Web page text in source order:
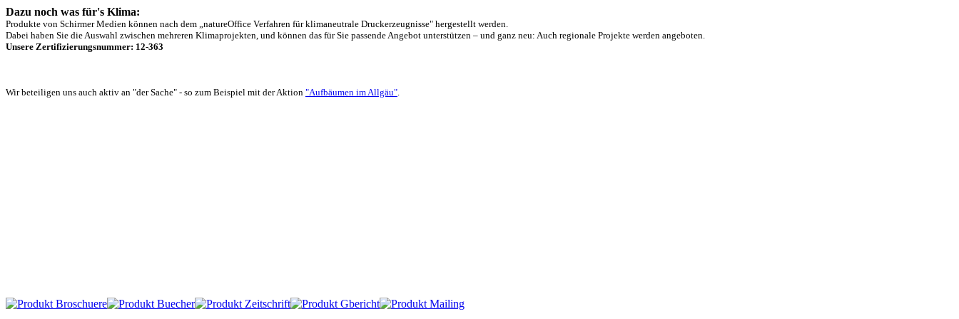
Dazu noch was für's Klima:
Produkte von Schirmer Medien können nach dem „natureOffice Verfahren für klimaneutrale Druckerzeugnisse" hergestellt werden.
Dabei haben Sie die Auswahl zwischen mehreren Klimaprojekten, und können das für Sie passende Angebot unterstützen – und ganz neu: Auch regionale Projekte werden angeboten.
Unsere Zertifizierungsnummer: 12-363
Wir beteiligen uns auch aktiv an "der Sache" - so zum Beispiel mit der Aktion "Aufbäumen im Allgäu"